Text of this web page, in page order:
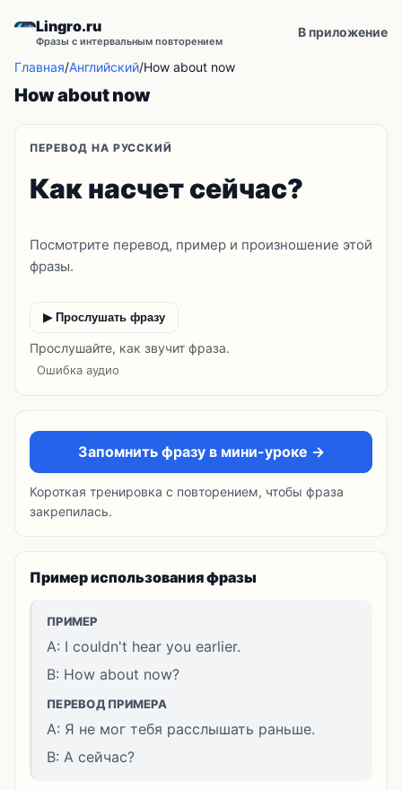
Lingro.ru
Фразы с интервальным повторением
В приложение
Главная/Английский/How about now
How about now
ПЕРЕВОД НА РУССКИЙ
Как насчет сейчас?
Посмотрите перевод, пример и произношение этой
фразы.
▶ Прослушать фразу
Прослушайте, как звучит фраза.
Ошибка аудио
Запомнить фразу в мини-уроке →
Короткая тренировка с повторением, чтобы фраза
закрепилась.
Пример использования фразы
ПРИМЕР
A: I couldn't hear you earlier.
B: How about now?
ПЕРЕВОД ПРИМЕРА
A: Я не мог тебя расслышать раньше.
B: А сейчас?